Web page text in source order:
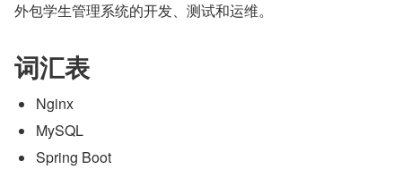
外包学生管理系统的开发、测试和运维。
词汇表
Nginx
MySQL
Spring Boot